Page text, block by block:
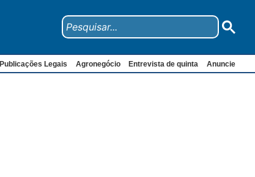
Publicações Legais Agronegócio Entrevista de quinta Anuncie